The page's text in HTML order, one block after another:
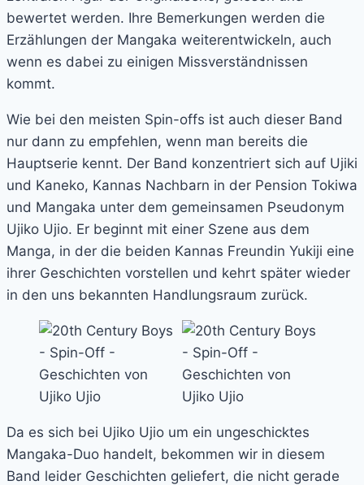
bewertet werden. Ihre Bemerkungen werden die
Erzählungen der Mangaka weiterentwickeln, auch
wenn es dabei zu einigen Missverständnissen
kommt.
Wie bei den meisten Spin-offs ist auch dieser Band
nur dann zu empfehlen, wenn man bereits die
Hauptserie kennt. Der Band konzentriert sich auf Ujiki
und Kaneko, Kannas Nachbarn in der Pension Tokiwa
und Mangaka unter dem gemeinsamen Pseudonym
Ujiko Ujio. Er beginnt mit einer Szene aus dem
Manga, in der die beiden Kannas Freundin Yukiji eine
ihrer Geschichten vorstellen und kehrt später wieder
in den uns bekannten Handlungsraum zurück.
Da es sich bei Ujiko Ujio um ein ungeschicktes
Mangaka-Duo handelt, bekommen wir in diesem
Band leider Geschichten geliefert, die nicht gerade